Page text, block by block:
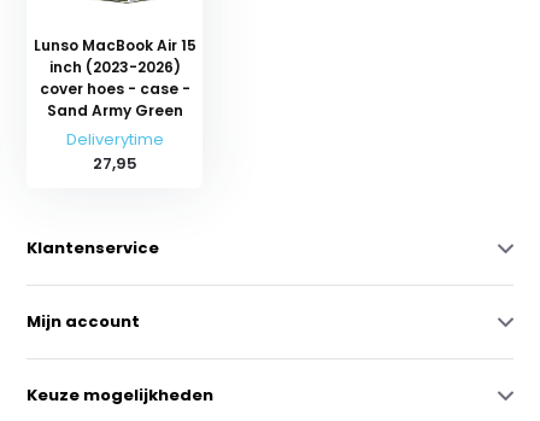
Lunso MacBook Air 15
inch (2023-2026)
cover hoes - case -
Sand Army Green
Deliverytime
27,95
Klantenservice
Mijn account
Keuze mogelijkheden